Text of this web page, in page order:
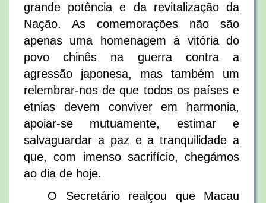
grande potência e da revitalização da
Nação. As comemorações não são
apenas uma homenagem à vitória do
povo chinês na guerra contra a
agressão japonesa, mas também um
relembrar-nos de que todos os países e
etnias devem conviver em harmonia,
apoiar-se mutuamente, estimar e
salvaguardar a paz e a tranquilidade a
que, com imenso sacrifício, chegámos
ao dia de hoje.
O Secretário realçou que Macau